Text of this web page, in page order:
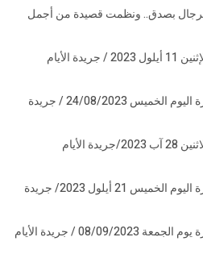
بصدق.. ونظمت قصيدة من أجمل
أسرار الصحف اللبنانية ليوم الإثنين 11 أيلول 2023 / جريدة الأيام
أسرار الصّحف اللبنانية الصادرة اليوم الخميس 24/08/2023 / جريدة
أسرار الصحف اللبنانية ليوم الاثنين 28 آب 2023/جريدة الأيام
أسرار الصحف اللبنانية الصادرة اليوم الخميس 21 أيلول 2023/ جريدة
أسرار الصحف اللبنانية الصادرة يوم الجمعة 08/09/2023 / جريدة الأيام